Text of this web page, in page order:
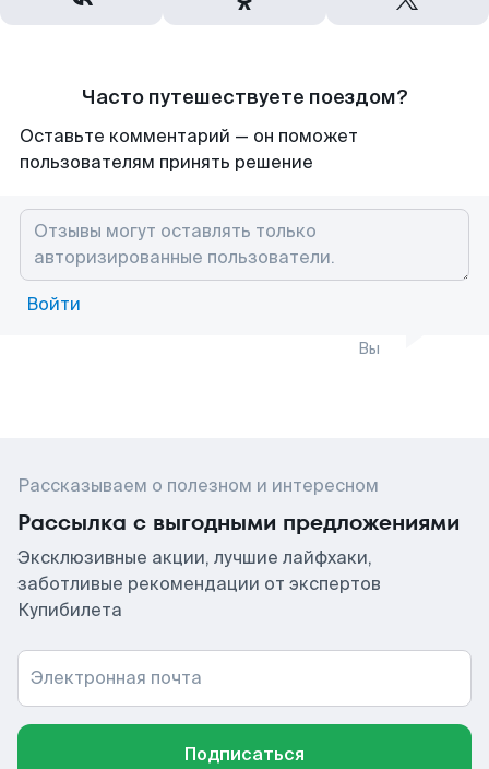
Часто путешествуете поездом?
Оставьте комментарий — он поможет
пользователям принять решение
Войти
Вы
Рассказываем о полезном и интересном
Рассылка с выгодными предложениями
Эксклюзивные акции, лучшие лайфхаки,
заботливые рекомендации от экспертов
Купибилета
Электронная почта
Подписаться